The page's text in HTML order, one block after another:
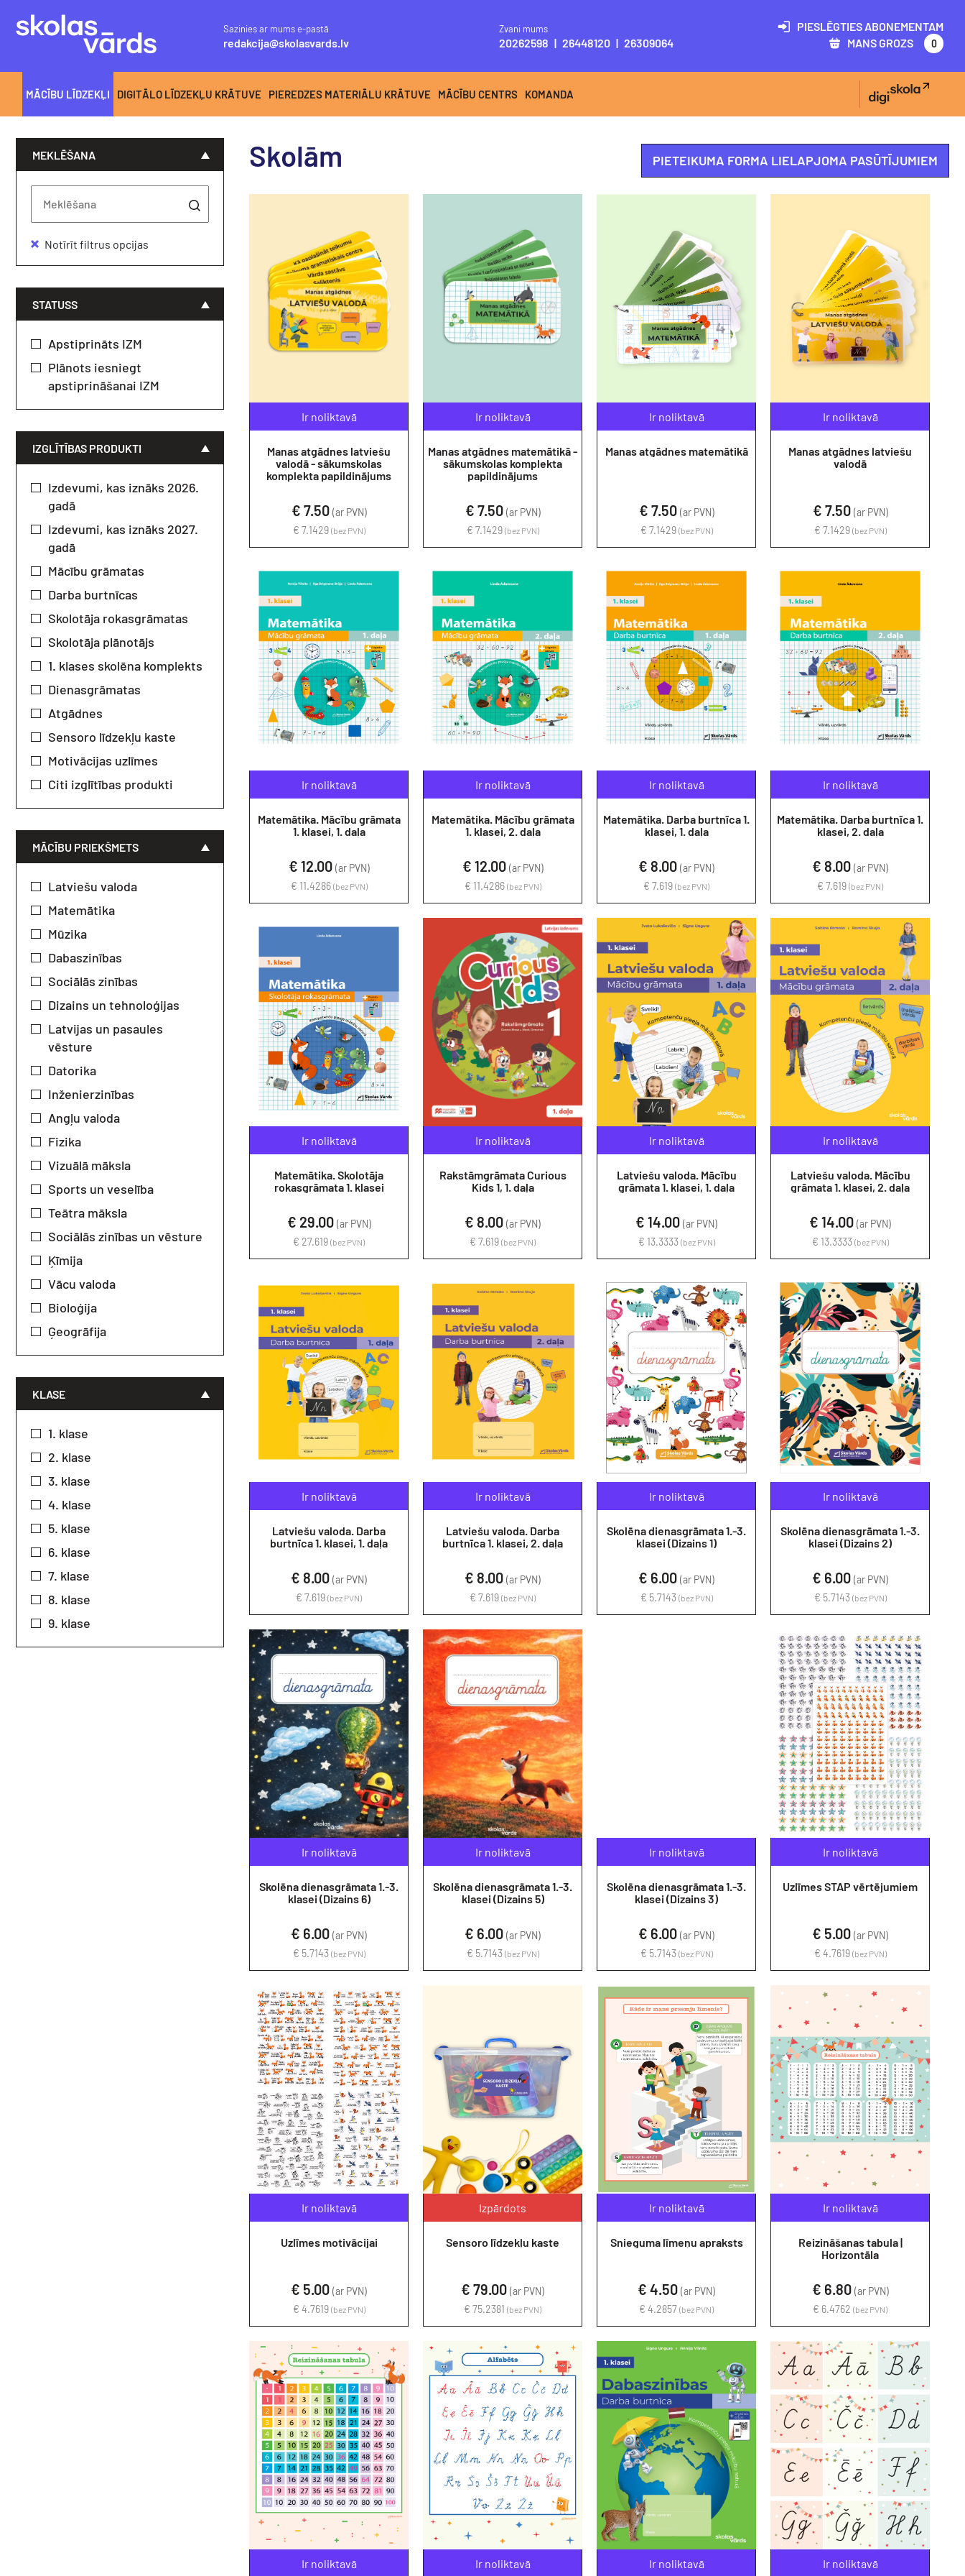
Sazinies ar mums e-pastā
redakcija@skolasvards.lv
Zvani mums
20262598 | 26448120 | 26309064
PIESLĒGTIES ABONEMENTAM
MANS GROZS
0
MĀCĪBU LĪDZEKĻI DIGITĀLO LĪDZEKĻU KRĀTUVE PIEREDZES MATERIĀLU KRĀTUVE MĀCĪBU CENTRS KOMANDA
MEKLĒŠANA
Notīrīt filtrus opcijas
STATUSS
Apstiprināts IZM
Plānots iesniegt
apstiprināšanai IZM
IZGLĪTĪBAS PRODUKTI
Izdevumi, kas iznāks 2026.
gadā
Izdevumi, kas iznāks 2027.
gadā
Mācību grāmatas
Darba burtnīcas
Skolotāja rokasgrāmatas
Skolotāja plānotājs
1. klases skolēna komplekts
Dienasgrāmatas
Atgādnes
Sensoro līdzekļu kaste
Motivācijas uzlīmes
Citi izglītības produkti
MĀCĪBU PRIEKŠMETS
Latviešu valoda
Matemātika
Mūzika
Dabaszinības
Sociālās zinības
Dizains un tehnoloģijas
Latvijas un pasaules
vēsture
Datorika
Inženierzinības
Angļu valoda
Fizika
Vizuālā māksla
Sports un veselība
Teātra māksla
Sociālās zinības un vēsture
Ķīmija
Vācu valoda
Bioloģija
Ģeogrāfija
KLASE
1. klase
2. klase
3. klase
4. klase
5. klase
6. klase
7. klase
8. klase
9. klase
Skolām PIETEIKUMA FORMA LIELAPJOMA PASŪTĪJUMIEM
Ir noliktavā
Manas atgādnes latviešu
valodā - sākumskolas
komplekta papildinājums
€ 7.50 (ar PVN)
€ 7.1429 (bez PVN)
Ir noliktavā
Manas atgādnes matemātikā -
sākumskolas komplekta
papildinājums
€ 7.50 (ar PVN)
€ 7.1429 (bez PVN)
Ir noliktavā
Manas atgādnes matemātikā
€ 7.50 (ar PVN)
€ 7.1429 (bez PVN)
Ir noliktavā
Manas atgādnes latviešu
valodā
€ 7.50 (ar PVN)
€ 7.1429 (bez PVN)
Ir noliktavā
Matemātika. Mācību grāmata
1. klasei, 1. daļa
€ 12.00 (ar PVN)
€ 11.4286 (bez PVN)
Ir noliktavā
Matemātika. Mācību grāmata
1. klasei, 2. daļa
€ 12.00 (ar PVN)
€ 11.4286 (bez PVN)
Ir noliktavā
Matemātika. Darba burtnīca 1.
klasei, 1. daļa
€ 8.00 (ar PVN)
€ 7.619 (bez PVN)
Ir noliktavā
Matemātika. Darba burtnīca 1.
klasei, 2. daļa
€ 8.00 (ar PVN)
€ 7.619 (bez PVN)
Ir noliktavā
Matemātika. Skolotāja
rokasgrāmata 1. klasei
€ 29.00 (ar PVN)
€ 27.619 (bez PVN)
Ir noliktavā
Rakstāmgrāmata Curious
Kids 1, 1. daļa
€ 8.00 (ar PVN)
€ 7.619 (bez PVN)
Ir noliktavā
Latviešu valoda. Mācību
grāmata 1. klasei, 1. daļa
€ 14.00 (ar PVN)
€ 13.3333 (bez PVN)
Ir noliktavā
Latviešu valoda. Mācību
grāmata 1. klasei, 2. daļa
€ 14.00 (ar PVN)
€ 13.3333 (bez PVN)
Ir noliktavā
Latviešu valoda. Darba
burtnīca 1. klasei, 1. daļa
€ 8.00 (ar PVN)
€ 7.619 (bez PVN)
Ir noliktavā
Latviešu valoda. Darba
burtnīca 1. klasei, 2. daļa
€ 8.00 (ar PVN)
€ 7.619 (bez PVN)
Ir noliktavā
Skolēna dienasgrāmata 1.-3.
klasei (Dizains 1)
€ 6.00 (ar PVN)
€ 5.7143 (bez PVN)
Ir noliktavā
Skolēna dienasgrāmata 1.-3.
klasei (Dizains 2)
€ 6.00 (ar PVN)
€ 5.7143 (bez PVN)
Ir noliktavā
Skolēna dienasgrāmata 1.-3.
klasei (Dizains 6)
€ 6.00 (ar PVN)
€ 5.7143 (bez PVN)
Ir noliktavā
Skolēna dienasgrāmata 1.-3.
klasei (Dizains 5)
€ 6.00 (ar PVN)
€ 5.7143 (bez PVN)
Ir noliktavā
Skolēna dienasgrāmata 1.-3.
klasei (Dizains 3)
€ 6.00 (ar PVN)
€ 5.7143 (bez PVN)
Ir noliktavā
Uzlīmes STAP vērtējumiem
€ 5.00 (ar PVN)
€ 4.7619 (bez PVN)
Ir noliktavā
Uzlīmes motivācijai
€ 5.00 (ar PVN)
€ 4.7619 (bez PVN)
Izpārdots
Sensoro līdzekļu kaste
€ 79.00 (ar PVN)
€ 75.2381 (bez PVN)
Ir noliktavā
Snieguma līmeņu apraksts
€ 4.50 (ar PVN)
€ 4.2857 (bez PVN)
Ir noliktavā
Reizināšanas tabula |
Horizontāla
€ 6.80 (ar PVN)
€ 6.4762 (bez PVN)
Ir noliktavā Ir noliktavā Ir noliktavā Ir noliktavā